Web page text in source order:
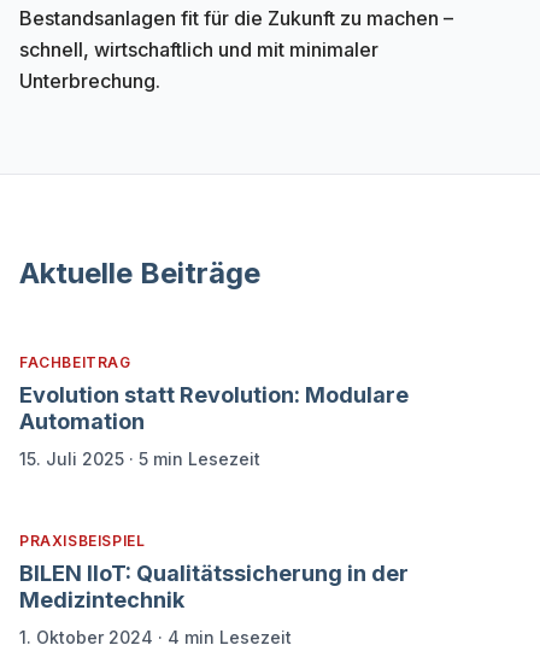
Bestandsanlagen fit für die Zukunft zu machen –
schnell, wirtschaftlich und mit minimaler
Unterbrechung.
Aktuelle Beiträge
FACHBEITRAG
Evolution statt Revolution: Modulare
Automation
15. Juli 2025 · 5 min Lesezeit
PRAXISBEISPIEL
BILEN IIoT: Qualitätssicherung in der
Medizintechnik
1. Oktober 2024 · 4 min Lesezeit